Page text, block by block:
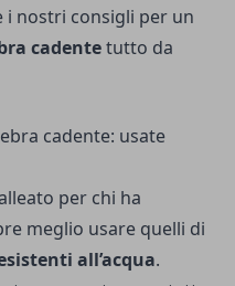
i nostri consigli per un
cadentetutto da
cadente: usate
per chi ha
meglio usare quelli di
all’acqua.